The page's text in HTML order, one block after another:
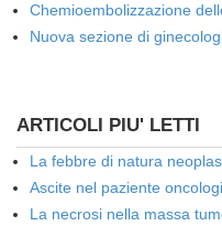
Chemioembolizzazione
Nuova sezione di
ARTICOLI PIU' LETTI
La febbre di natura
Ascite nel paziente
La necrosi nella massa